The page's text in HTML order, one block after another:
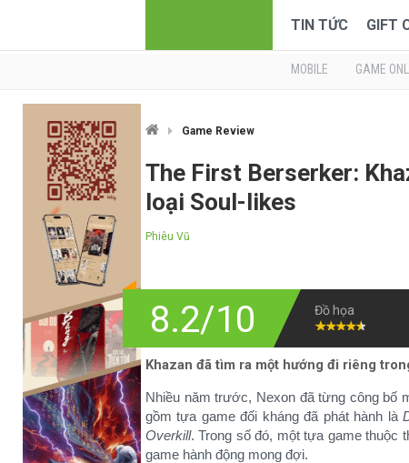
TIN TỨC GIFT
MOBILE GAME
Game Review
The First Berserker:
loại Soul-likes
Phiêu Vũ
8.2/10 Đồ họa
Khazan đã tìm ra một hướng đi riêng
Nhiều năm trước, Nexon đã từng công bố
gồm tựa game đối kháng đã phát hành là
Overkill. Trong số đó, một tựa game thuộc
game hành động mong đợi.